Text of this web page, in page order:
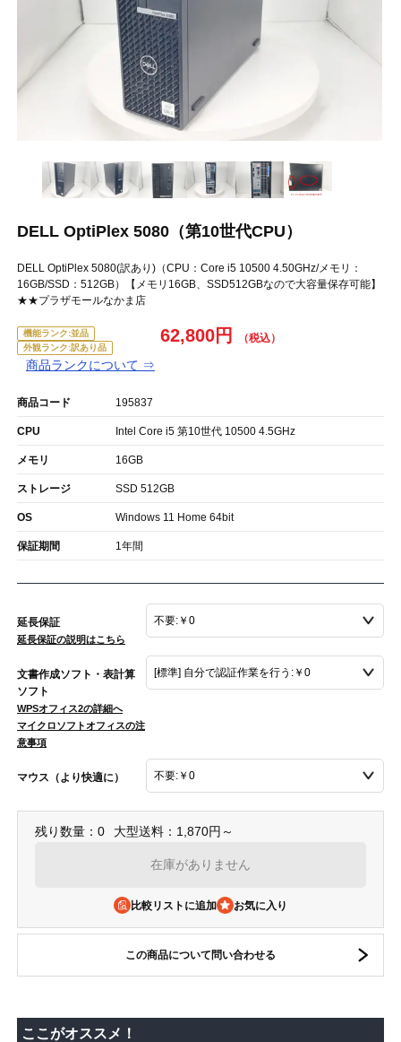
DELL OptiPlex 5080（第10世代CPU）
DELL OptiPlex 5080(訳あり)（CPU：Core i5 10500 4.50GHz/メモリ：
16GB/SSD：512GB）【メモリ16GB、SSD512GBなので大容量保存可能】
★★プラザモールなかま店
機能ランク:並品
外観ランク:訳あり品
商品ランクについて ⇒
62,800円
商品コード 195837
CPU Intel Core i5 第10世代 10500 4.5GHz
メモリ 16GB
ストレージ SSD 512GB
OS Windows 11 Home 64bit
保証期間 1年間
延長保証
延長保証の説明はこちら
文書作成ソフト・表計算
ソフト
WPSオフィス2の詳細へ
マイクロソフトオフィスの注
意事項
マウス（より快適に）
残り数量：0 大型送料：1,870円～
在庫がありません
比較リストに追加
この商品について問い合わせる
ここがオススメ！